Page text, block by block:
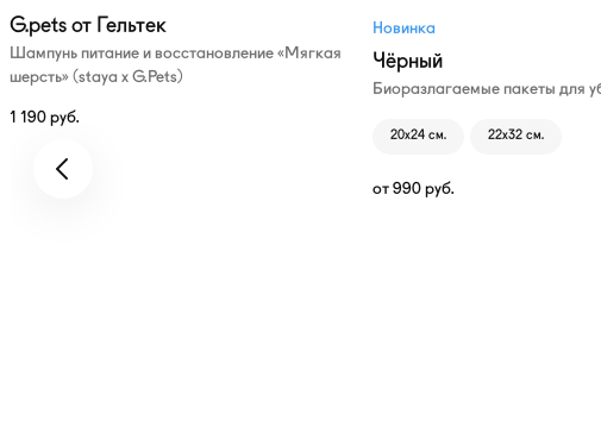
G.pets от Гельтек
Шампунь питание и восстановление «Мягкая
шерсть» (staya х G.Pets)
1 190 руб.
Новинка
Чёрный
Биоразлагаемые пакеты для
20х24 см. 22х32 см.
от 990 руб.